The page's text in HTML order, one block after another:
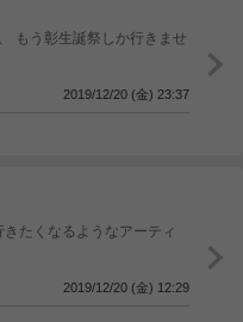
もう彰生誕祭しか行きませ
2019/12/20 (金) 23:37
たくなるようなアーティ
2019/12/20 (金) 12:29